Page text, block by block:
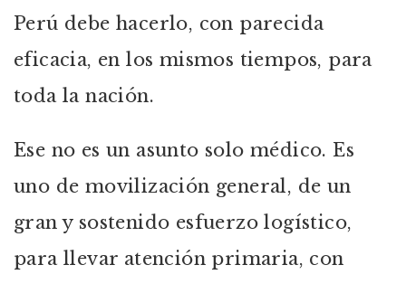
Perú debe hacerlo, con parecida
eficacia, en los mismos tiempos, para
toda la nación.
Ese no es un asunto solo médico. Es
uno de movilización general, de un
gran y sostenido esfuerzo logístico,
para llevar atención primaria, con